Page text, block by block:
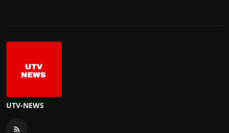
UTV-NEWS